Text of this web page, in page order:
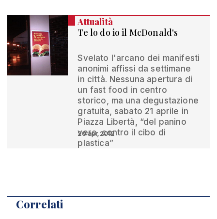
Attualità
Te lo do io il McDonald's
Svelato l'arcano dei manifesti
anonimi affissi da settimane
in città. Nessuna apertura di
un fast food in centro
storico, ma una degustazione
gratuita, sabato 21 aprile in
Piazza Libertà, “del panino
vero, contro il cibo di
plastica”
20 apr 2012
Correlati